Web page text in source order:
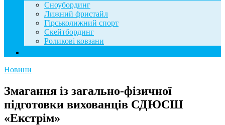
Сноубординг
Лижний фристайл
Гірськолижний спорт
Скейтбординг
Роликові ковзани
Новини
Змагання із загально-фізичної
підготовки вихованців СДЮСШ
«Екстрім»